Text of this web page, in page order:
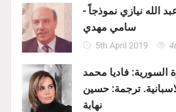
الله نيازي نموذجاً -
سامي مهدي
5th April 2019
فاديا محمد
ترجمة: حسين
نهابة